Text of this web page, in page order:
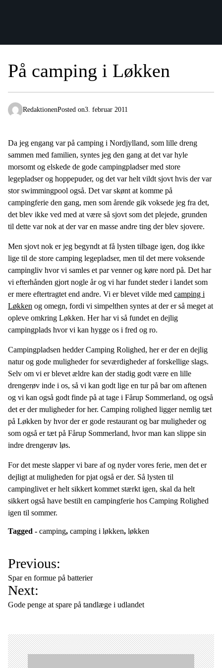
På camping i Løkken
RedaktionenPosted on3. februar 2011
Da jeg engang var på camping i Nordjylland, som lille dreng
sammen med familien, syntes jeg den gang at det var hyle
morsomt og elskede de gode campingpladser med store
legepladser og hoppepuder, og det var helt vildt sjovt hvis der var
stor swimmingpool også. Det var skønt at komme på
campingferie den gang, men som årende gik voksede jeg fra det,
det blev ikke ved med at være så sjovt som det plejede, grunden
til dette var nok at der var en masse andre ting der blev sjovere.
Men sjovt nok er jeg begyndt at få lysten tilbage igen, dog ikke
lige til de store camping legepladser, men til det mere voksende
campingliv hvor vi samles et par venner og køre nord på. Det har
vi efterhånden gjort nogle år og vi har fundet steder i landet som
er mere eftertragtet end andre. Vi er blevet vilde med camping i
Løkken og omegn, fordi vi simpelthen syntes at der er så meget at
opleve omkring Løkken. Her har vi så fundet en dejlig
campingplads hvor vi kan hygge os i fred og ro.
Campingpladsen hedder Camping Rolighed, her er der en dejlig
natur og gode muligheder for seværdigheder af forskellige slags.
Selv om vi er blevet ældre kan der stadig godt være en lille
drengerøv inde i os, så vi kan godt lige en tur på bar om aftenen
og vi kan også godt finde på at tage i Fårup Sommerland, og også
det er der muligheder for her. Camping rolighed ligger nemlig tæt
på Løkken by hvor der er gode restaurant og bar muligheder og
som også er tæt på Fårup Sommerland, hvor man kan slippe sin
indre drengerøv løs.
For det meste slapper vi bare af og nyder vores ferie, men det er
dejligt at muligheden for pjat også er der. Så lysten til
campinglivet er helt sikkert kommet stærkt igen, skal da helt
sikkert også have bestilt en campingferie hos Camping Rolighed
igen til sommer.
Tagged - camping, camping i løkken, løkken
I
n
d
l
s
n
Previous:
Spar en formue på batterier
Next:
Gode penge at spare på tandlæge i udlandet